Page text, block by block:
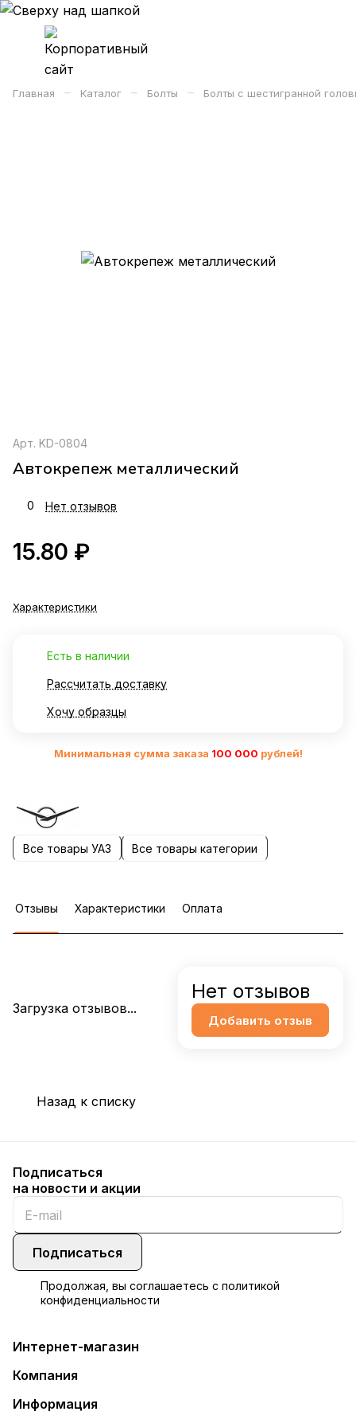
Главная – Каталог – Болты – Болты с шестигранной
Арт. KD-0804
Автокрепеж металлический
0 Нет отзывов
15.80 ₽
Характеристики
Есть в наличии
Рассчитать доставку
Хочу образцы
Минимальная сумма заказа 100 000 рублей!
Все товары УАЗ Все товары категории
Отзывы Характеристики Оплата
Загрузка отзывов...
Нет отзывов
Добавить отзыв
Назад к списку
Подписаться
на новости и акции
Подписаться
Продолжая, вы соглашаетесь с политикой
конфиденциальности
Интернет-магазин
Компания
Информация